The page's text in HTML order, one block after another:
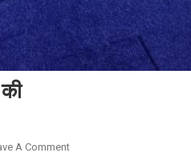
A Comment